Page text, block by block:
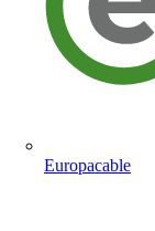
Europacable